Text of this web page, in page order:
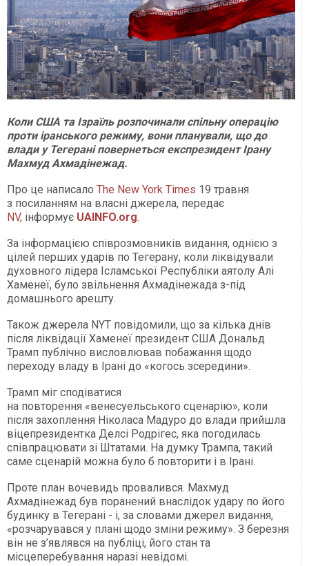
Коли США та Ізраїль розпочинали спільну операцію
проти іранського режиму, вони планували, що до
влади у Тегерані повернеться експрезидент Ірану
Махмуд Ахмадінежад.
Про це написало The New York Times 19 травня
з посиланням на власні джерела, передає
NV, інформує UAINFO.org.
За інформацією співрозмовників видання, однією з
цілей перших ударів по Тегерану, коли ліквідували
духовного лідера Ісламської Республіки аятолу Алі
Хаменеї, було звільнення Ахмадінежада з-під
домашнього арешту.
Також джерела NYT повідомили, що за кілька днів
після ліквідації Хаменеї президент США Дональд
Трамп публічно висловлював побажання щодо
переходу владу в Ірані до «когось зсередини».
Трамп міг сподіватися
на повторення «венесуельського сценарію», коли
після захоплення Ніколаса Мадуро до влади прийшла
віцепрезидентка Делсі Родрігес, яка погодилась
співпрацювати зі Штатами. На думку Трампа, такий
саме сценарій можна було б повторити і в Ірані.
Проте план вочевидь провалився. Махмуд
Ахмадінежад був поранений внаслідок удару по його
будинку в Тегерані - і, за словами джерел видання,
«розчарувався у плані щодо зміни режиму». З березня
він не з’являвся на публіці, його стан та
місцеперебування наразі невідомі.